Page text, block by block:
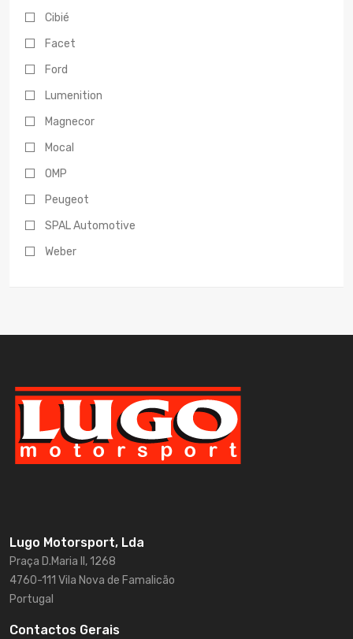
Cibié
Facet
Ford
Lumenition
Magnecor
Mocal
OMP
Peugeot
SPAL Automotive
Weber
Lugo Motorsport, Lda
Praça D.Maria II, 1268
4760-111 Vila Nova de Famalicão
Portugal
Contactos Gerais